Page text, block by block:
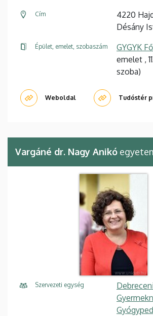
Cím
4220
Désány
Épület, emelet, szobaszám GYGYK
emelet ,
szoba)
Weboldal Tudóstér
Vargáné dr. Nagy Anikó
Szervezeti egység